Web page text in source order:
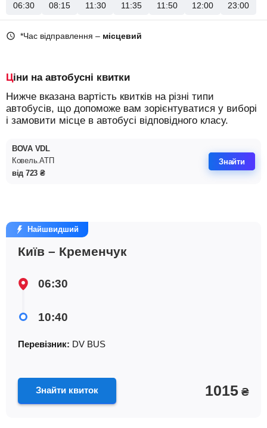
06:30 08:15 11:30 11:35 11:50 12:00 23:00
*Час відправлення – місцевий
Ціни на автобусні квитки
Нижче вказана вартість квитків на різні типи
автобусів, що допоможе вам зорієнтуватися у виборі
і замовити місце в автобусі відповідного класу.
BOVA VDL
Ковель.АТП
від 723 ₴
Знайти
Найшвидший
Київ – Кременчук
06:30
10:40
Перевізник: DV BUS
Знайти квиток 1015 ₴